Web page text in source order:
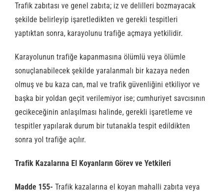
Trafik zabıtası ve genel zabıta; iz ve delilleri bozmayacak
şekilde belirleyip işaretledikten ve gerekli tespitleri
yaptıktan sonra, karayolunu trafiğe açmaya yetkilidir.
Karayolunun trafiğe kapanmasına ölümlü veya ölümle
sonuçlanabilecek şekilde yaralanmalı bir kazaya neden
olmuş ve bu kaza can, mal ve trafik güvenliğini etkiliyor ve
başka bir yoldan geçit verilemiyor ise; cumhuriyet savcısının
gecikeceğinin anlaşılması halinde, gerekli işaretleme ve
tespitler yapılarak durum bir tutanakla tespit edildikten
sonra yol trafiğe açılır.
Trafik Kazalarına El Koyanların Görev ve Yetkileri
Madde 155- Trafik kazalarına el koyan mahalli zabıta veya